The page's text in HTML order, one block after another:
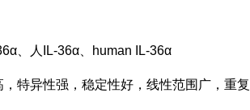
、人IL-36α、human IL-36α
，特异性强，稳定性好，线性范围广，重复